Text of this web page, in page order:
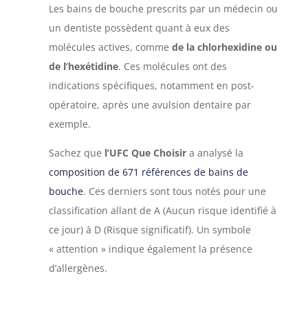
Les bains de bouche prescrits par un médecin ou
un dentiste possèdent quant à eux des
molécules actives, comme de la chlorhexidine ou
de l’hexétidine. Ces molécules ont des
indications spécifiques, notamment en post-
opératoire, après une avulsion dentaire par
exemple.
Sachez que l’UFC Que Choisira analysé la
composition de 671 références de bains de
bouche. Ces derniers sont tous notés pour une
classification allant de A (Aucun risque identifié à
ce jour) à D (Risque significatif). Un symbole
« attention » indique également la présence
d’allergènes.